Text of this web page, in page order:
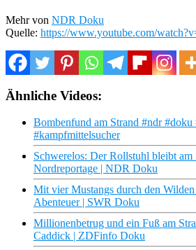
Mehr von NDR Doku
Quelle: https://www.youtube.com/
Ähnliche Videos:
Bombenfund am Strand #ndr #doku
#kampfmittelsucher
Schwerelos: Der Rollstuhl bleibt
Nordreportage | NDR Doku
Mit vier Mustangs durch den
Abenteuer | SWR Doku
Millionenbetrug und ein Fuß am
Caddick | ZDFinfo Doku